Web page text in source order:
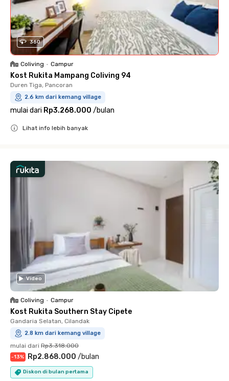
360
Coliving • Campur
Kost Rukita Mampang Coliving 94
Duren Tiga, Pancoran
2.6 km dari kemang village
mulai dari Rp3.268.000 /bulan
Lihat info lebih banyak
Video
Coliving • Campur
Kost Rukita Southern Stay Cipete
Gandaria Selatan, Cilandak
2.8 km dari kemang village
mulai dari Rp3.318.000
-13% Rp2.868.000 /bulan
Diskon di bulan pertama